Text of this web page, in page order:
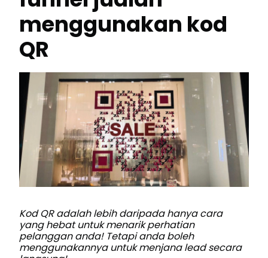
menggunakan kod
QR
Kod QR adalah lebih daripada hanya cara
yang hebat untuk menarik perhatian
pelanggan anda! Tetapi anda boleh
menggunakannya untuk menjana lead secara